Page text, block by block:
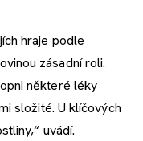
hraje podle
zásadní roli.
některé léky
složité. U klíčových
uvádí.